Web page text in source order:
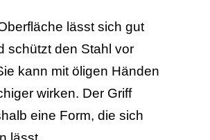
lässt sich gut
schützt den Stahl vor
kann mit öligen Händen
wirken. Der Griff
eine Form, die sich